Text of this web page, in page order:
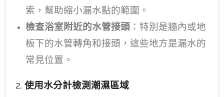
索，幫助縮小漏水點的範圍。
檢查浴室附近的水管接頭 ：特別是牆內或地
板下的水管轉角和接頭，這些地方是漏水的
常見位置。
2. 使用水分計檢測潮濕區域